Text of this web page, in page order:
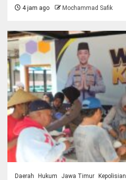
4 jam ago Mochammad Safik
Daerah Hukum Jawa Timur Kepolisian